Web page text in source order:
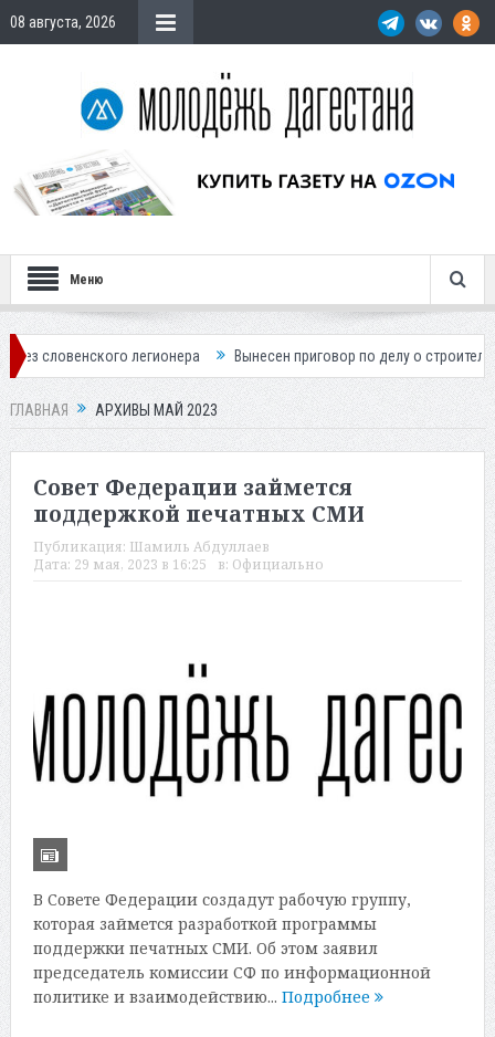
08 августа, 2026
Меню
легионера Вынесен приговор по делу о строительстве гостиницы
ГЛАВНАЯ АРХИВЫ МАЙ 2023
Совет Федерации займется
поддержкой печатных СМИ
Публикация: Шамиль Абдуллаев
Дата: 29 мая, 2023 в 16:25 в: Официально
В Совете Федерации создадут рабочую группу,
которая займется разработкой программы
поддержки печатных СМИ. Об этом заявил
председатель комиссии СФ по информационной
политике и взаимодействию... Подробнее